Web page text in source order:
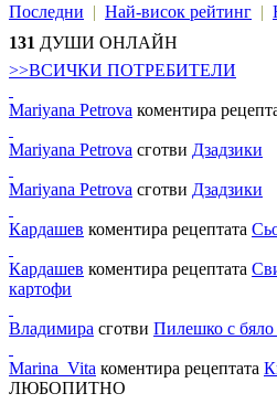
Последни | Най-висок рейтинг |
131 ДУШИ ОНЛАЙН
>>ВСИЧКИ ПОТРЕБИТЕЛИ
Mariyana Petrova коментира
Mariyana Petrova сготви Дзадзики
Mariyana Petrova сготви Дзадзики
Кардашев коментира рецептата
Кардашев коментира рецептата
картофи
Владимира сготви Пилешко с
Marina_Vita коментира рецептата
ЛЮБОПИТНО